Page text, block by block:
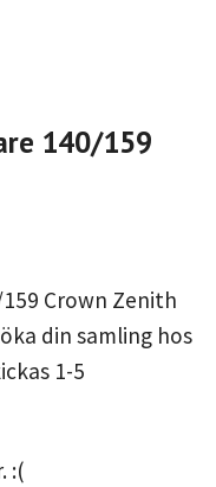
140/159
Crown Zenith
din samling hos
1-5
:(